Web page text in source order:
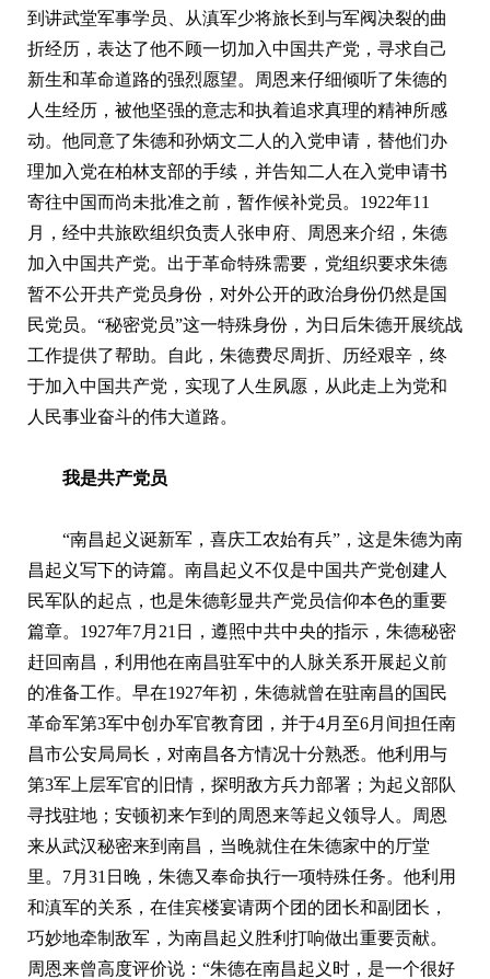
到讲武堂军事学员、从滇军少将旅长到与军阀决裂的曲
折经历，表达了他不顾一切加入中国共产党，寻求自己
新生和革命道路的强烈愿望。周恩来仔细倾听了朱德的
人生经历，被他坚强的意志和执着追求真理的精神所感
动。他同意了朱德和孙炳文二人的入党申请，替他们办
理加入党在柏林支部的手续，并告知二人在入党申请书
寄往中国而尚未批准之前，暂作候补党员。1922年11
月，经中共旅欧组织负责人张申府、周恩来介绍，朱德
加入中国共产党。出于革命特殊需要，党组织要求朱德
暂不公开共产党员身份，对外公开的政治身份仍然是国
民党员。“秘密党员”这一特殊身份，为日后朱德开展统战
工作提供了帮助。自此，朱德费尽周折、历经艰辛，终
于加入中国共产党，实现了人生夙愿，从此走上为党和
人民事业奋斗的伟大道路。
我是共产党员
“南昌起义诞新军，喜庆工农始有兵”，这是朱德为南
昌起义写下的诗篇。南昌起义不仅是中国共产党创建人
民军队的起点，也是朱德彰显共产党员信仰本色的重要
篇章。1927年7月21日，遵照中共中央的指示，朱德秘密
赶回南昌，利用他在南昌驻军中的人脉关系开展起义前
的准备工作。早在1927年初，朱德就曾在驻南昌的国民
革命军第3军中创办军官教育团，并于4月至6月间担任南
昌市公安局局长，对南昌各方情况十分熟悉。他利用与
第3军上层军官的旧情，探明敌方兵力部署；为起义部队
寻找驻地；安顿初来乍到的周恩来等起义领导人。周恩
来从武汉秘密来到南昌，当晚就住在朱德家中的厅堂
里。7月31日晚，朱德又奉命执行一项特殊任务。他利用
和滇军的关系，在佳宾楼宴请两个团的团长和副团长，
巧妙地牵制敌军，为南昌起义胜利打响做出重要贡献。
周恩来曾高度评价说：“朱德在南昌起义时，是一个很好